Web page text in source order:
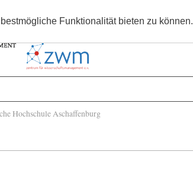
Funktionalität bieten zu können.
Hochschule Aschaffenburg